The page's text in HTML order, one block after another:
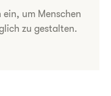
um Menschen
zu gestalten.